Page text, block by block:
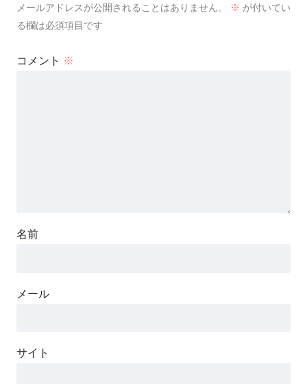
メールアドレスが公開されることはありません。 ※ が付いてい
る欄は必須項目です
コメント ※
名前
メール
サイト